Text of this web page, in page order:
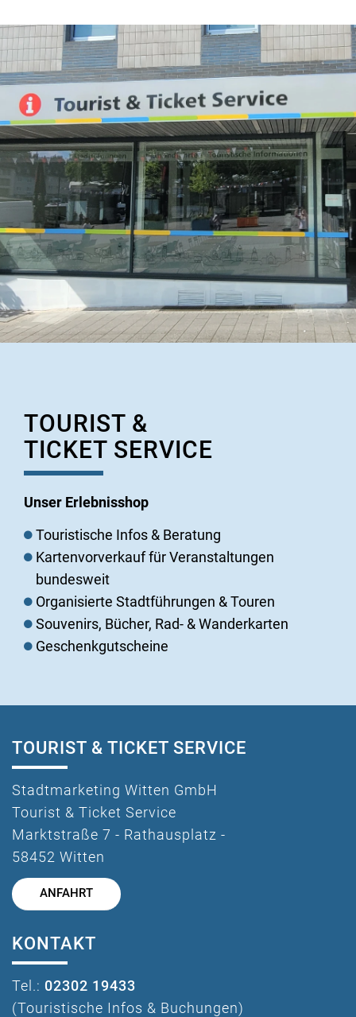
TOURIST &
TICKET SERVICE
Unser Erlebnisshop
Touristische Infos & Beratung
Kartenvorverkauf für Veranstaltungen
bundesweit
Organisierte Stadtführungen & Touren
Souvenirs, Bücher, Rad- & Wanderkarten
Geschenkgutscheine
TOURIST & TICKET SERVICE
Stadtmarketing Witten GmbH
Tourist & Ticket Service
Marktstraße 7 - Rathausplatz -
58452 Witten
ANFAHRT
KONTAKT
Tel.: 02302 19433
(Touristische Infos & Buchungen)